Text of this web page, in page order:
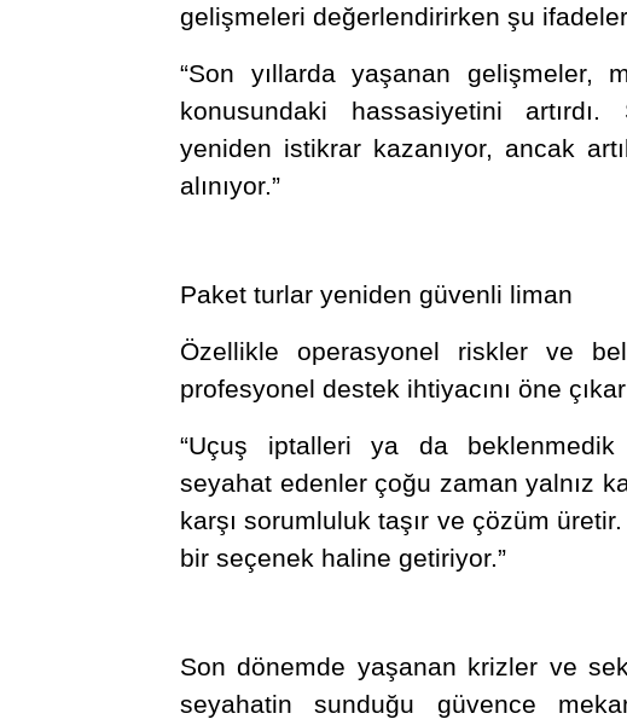
gelişmeleri değerlendirirken şu
“Son yıllarda yaşanan gelişmeler,
konusundaki hassasiyetini
yeniden istikrar kazanıyor, ancak
alınıyor.”
Paket turlar yeniden güvenli liman
Özellikle operasyonel riskler ve
profesyonel destek ihtiyacını öne
“Uçuş iptalleri ya da beklenmedik
seyahat edenler çoğu zaman yalnız
karşı sorumluluk taşır ve çözüm
bir seçenek haline getiriyor.”
Son dönemde yaşanan krizler ve
seyahatin sunduğu güvence